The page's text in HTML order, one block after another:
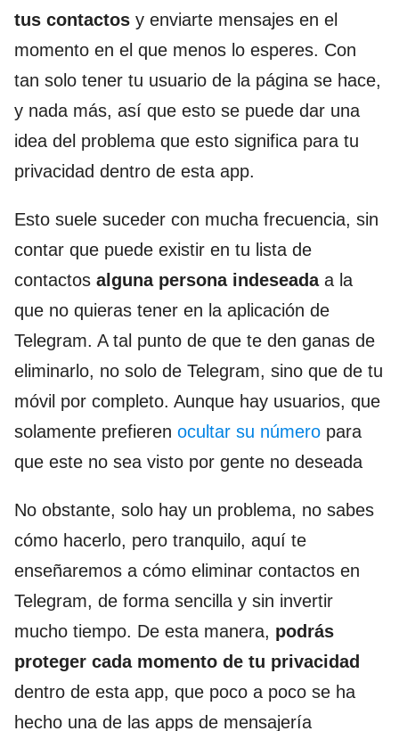
tus contactos y enviarte mensajes en el
momento en el que menos lo esperes. Con
tan solo tener tu usuario de la página se hace,
y nada más, así que esto se puede dar una
idea del problema que esto significa para tu
privacidad dentro de esta app.
Esto suele suceder con mucha frecuencia, sin
contar que puede existir en tu lista de
contactos alguna persona indeseadaa la
que no quieras tener en la aplicación de
Telegram. A tal punto de que te den ganas de
eliminarlo, no solo de Telegram, sino que de tu
móvil por completo. Aunque hay usuarios, que
solamente prefieren ocultar su número para
que este no sea visto por gente no deseada
No obstante, solo hay un problema, no sabes
cómo hacerlo, pero tranquilo, aquí te
enseñaremos a cómo eliminar contactos en
Telegram, de forma sencilla y sin invertir
mucho tiempo. De esta manera, podrás
proteger cada momento de tu privacidad
dentro de esta app, que poco a poco se ha
hecho una de las apps de mensajería